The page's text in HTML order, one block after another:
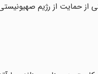
از حمایت از رژیم